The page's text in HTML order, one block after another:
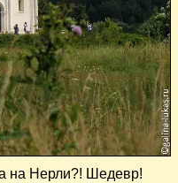
на Нерли?! Шедевр!